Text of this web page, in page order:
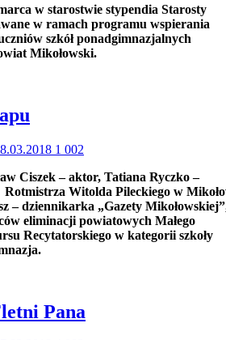
w starostwie stypendia Starosty
w ramach programu wspierania
szkół ponadgimnazjalnych
Mikołowski.
Ciszek – aktor, Tatiana Ryczko –
Witolda Pileckiego w
– dziennikarka „Gazety
eliminacji powiatowych Małego
Recytatorskiego w kategorii szkoły
Pana